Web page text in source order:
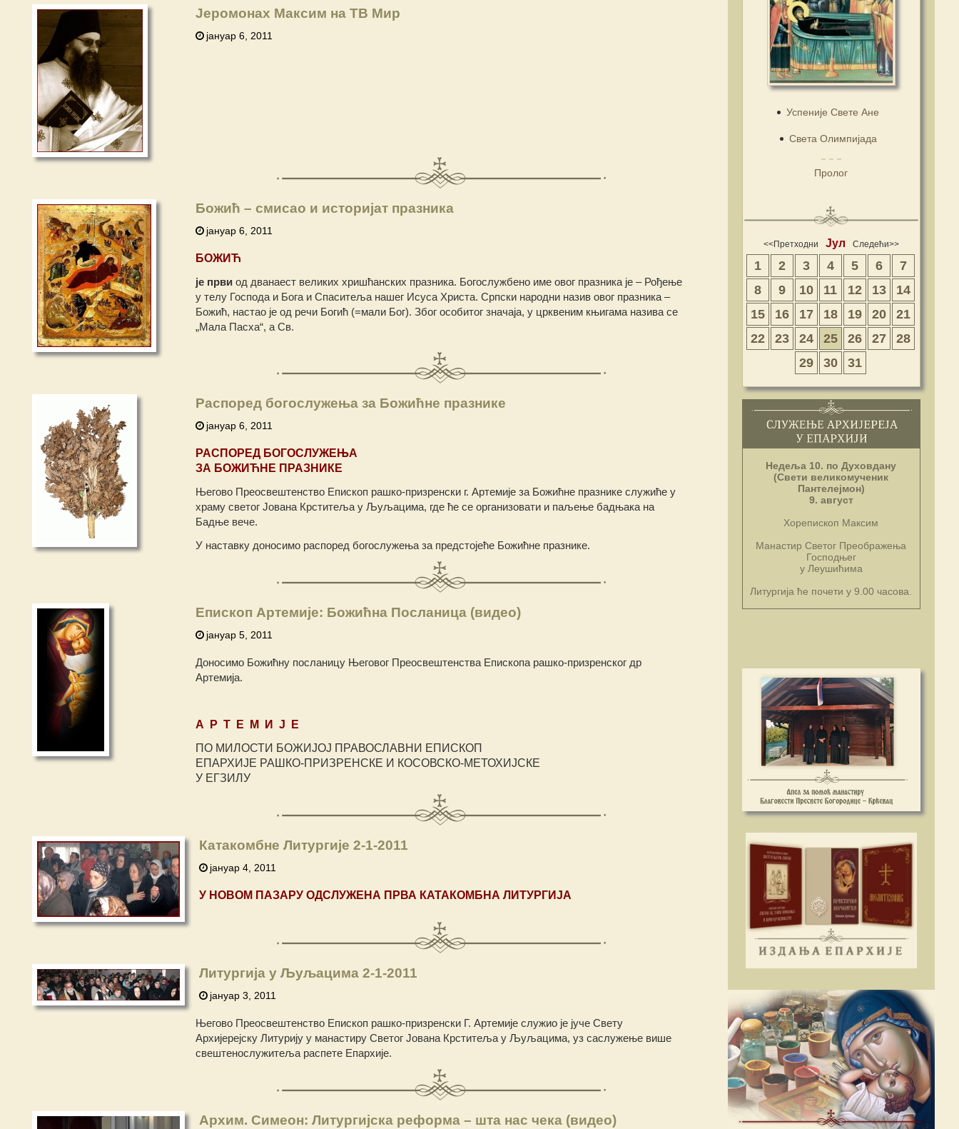
Јеромонах Максим на ТВ Мир
јануар 6, 2011
Божић – смисао и историјат празника
јануар 6, 2011
БОЖИЋ
је први од дванаест великих хришћанских празника. Богослужбено име овог празника је – Рођење
у телу Господа и Бога и Спаситеља нашег Исуса Христа. Српски народни назив овог празника –
Божић, настао је од речи Богић (=мали Бог). Због особитог значаја, у црквеним књигама назива се
„Мала Пасха“, а Св.
Распоред богослужења за Божићне празнике
јануар 6, 2011
РАСПОРЕД БОГОСЛУЖЕЊА
ЗА БОЖИЋНЕ ПРАЗНИКЕ
Његово Преосвештенство Епископ рашко-призренски г. Артемије за Божићне празнике служиће у
храму светог Јована Крститеља у Љуљацима, где ће се организовати и паљење бадњака на
Бадње вече.
У наставку доносимо распоред богослужења за предстојеће Божићне празнике.
Епископ Артемије: Божићна Посланица (видео)
јануар 5, 2011
Доносимо Божићну посланицу Његовог Преосвештенства Епископа рашко-призренског др
Артемија.
А Р Т Е М И Ј Е
ПО МИЛОСТИ БОЖИЈОЈ ПРАВОСЛАВНИ ЕПИСКОП
ЕПАРХИЈЕ РАШКО-ПРИЗРЕНСКЕ И КОСОВСКО-МЕТОХИЈСКЕ
У ЕГЗИЛУ
Катакомбне Литургије 2-1-2011
јануар 4, 2011
У НОВОМ ПАЗАРУ ОДСЛУЖЕНА ПРВА КАТАКОМБНА ЛИТУРГИЈА
Литургија у Љуљацима 2-1-2011
јануар 3, 2011
Његово Преосвештенство Епископ рашко-призренски Г. Артемије служио је јуче Свету
Архијерејску Литурију у манастиру Светог Јована Крститеља у Љуљацима, уз саслужење више
свештенослужитеља распете Епархије.
Архим. Симеон: Литургијска реформа – шта нас чека (видео)
Успеније Свете Ане
Света Олимпијада
Пролог
<<Претходни Јул Следећи>>
1 2 3 4 5 6
7
8
9 10 11 12 13
14
15
16 17 18 19 20
21
22
23 24 25 26 27
28
29
30 31
Недеља 10. по Духовдану
(Свети великомученик
Пантелејмон)
9. август
Хорепископ Максим
Манастир Светог Преображења
Господњег
у Леушићима
Литургија ће почети у 9.00 часова.